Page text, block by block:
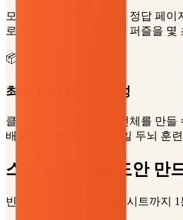
모든 퍼즐에 짝을 이루는 정답 페이
로 채점하거나 교실 전체 퍼즐을 몇
📦
최대 100개 일괄 생성
클릭 한 번으로 퍼즐집 전체를 만
배부용, 여행용 폴더, 매일 두뇌 훈
스도쿠 인쇄용 도안 만
빈 격자에서 인쇄된 워크시트까지 1